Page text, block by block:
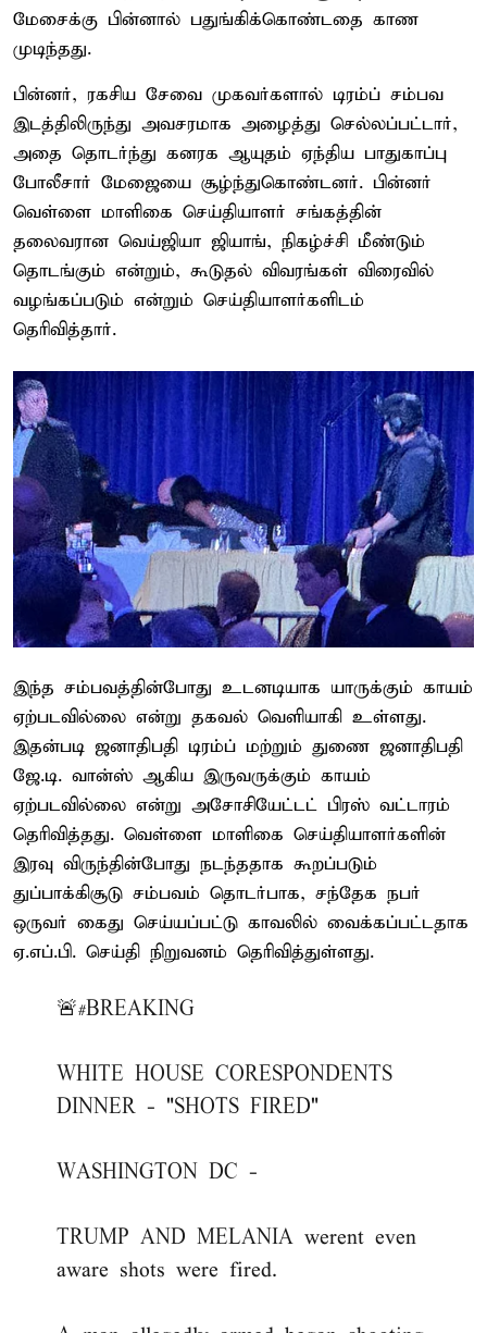
மேசைக்கு பின்னால் பதுங்கிக்கொண்டதை காண
முடிந்தது.
பின்னர், ரகசிய சேவை முகவர்களால் டிரம்ப் சம்பவ
இடத்திலிருந்து அவசரமாக அழைத்து செல்லப்பட்டார்,
அதை தொடர்ந்து கனரக ஆயுதம் ஏந்திய பாதுகாப்பு
போலீசார் மேஜையை சூழ்ந்துகொண்டனர். பின்னர்
வெள்ளை மாளிகை செய்தியாளர் சங்கத்தின்
தலைவரான வெய்ஜியா ஜியாங், நிகழ்ச்சி மீண்டும்
தொடங்கும் என்றும், கூடுதல் விவரங்கள் விரைவில்
வழங்கப்படும் என்றும் செய்தியாளர்களிடம்
தெரிவித்தார்.
இந்த சம்பவத்தின்போது உடனடியாக யாருக்கும் காயம்
ஏற்படவில்லை என்று தகவல் வெளியாகி உள்ளது.
இதன்படி ஜனாதிபதி டிரம்ப் மற்றும் துணை ஜனாதிபதி
ஜே.டி. வான்ஸ் ஆகிய இருவருக்கும் காயம்
ஏற்படவில்லை என்று அசோசியேட்டட் பிரஸ் வட்டாரம்
தெரிவித்தது. வெள்ளை மாளிகை செய்தியாளர்களின்
இரவு விருந்தின்போது நடந்ததாக கூறப்படும்
துப்பாக்கிசூடு சம்பவம் தொடர்பாக, சந்தேக நபர்
ஒருவர் கைது செய்யப்பட்டு காவலில் வைக்கப்பட்டதாக
ஏ.எப்.பி. செய்தி நிறுவனம் தெரிவித்துள்ளது.
🚨#BREAKING
WHITE HOUSE CORESPONDENTS
DINNER - "SHOTS FIRED"
WASHINGTON DC -
TRUMP AND MELANIA werent even
aware shots were fired.